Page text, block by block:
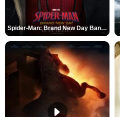
Spider-Man: Brand New Day Bande-annonce VO STFR